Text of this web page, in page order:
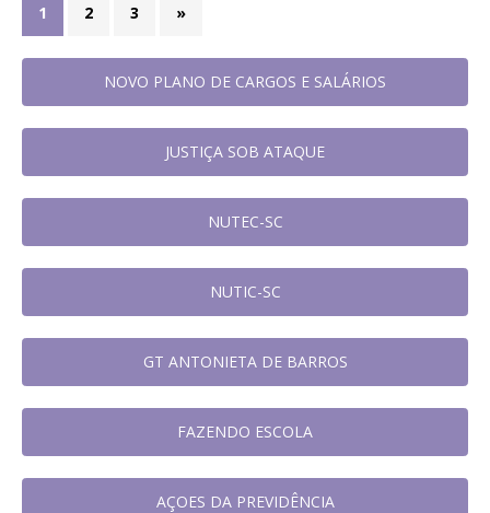
1 2 3 »
NOVO PLANO DE CARGOS E SALÁRIOS
JUSTIÇA SOB ATAQUE
NUTEC-SC
NUTIC-SC
GT ANTONIETA DE BARROS
FAZENDO ESCOLA
AÇOES DA PREVIDÊNCIA